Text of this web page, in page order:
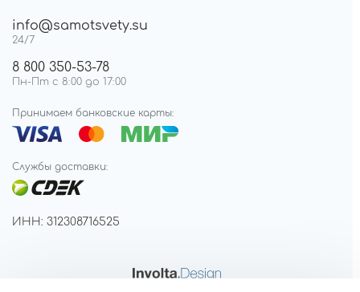
info@samotsvety.su
24/7
8 800 350-53-78
Пн-Пт с 8:00 до 17:00
Принимаем банковские карты:
Службы доставки:
ИНН: 312308716525